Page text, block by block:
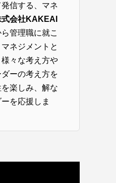
信する、マネ
式会社KAKEAI
管理職に就こ
ネジメントと
々な考え方や
ーの考え方を
楽しみ、解な
を応援しま